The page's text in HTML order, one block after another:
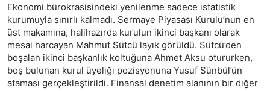
Ekonomi bürokrasisindeki yenilenme sadece istatistik
kurumuyla sınırlı kalmadı. Sermaye Piyasası Kurulu’nun en
üst makamına, halihazırda kurulun ikinci başkanı olarak
mesai harcayan Mahmut Sütcü layık görüldü. Sütcü’den
boşalan ikinci başkanlık koltuğuna Ahmet Aksu otururken,
boş bulunan kurul üyeliği pozisyonuna Yusuf Sünbül’ün
ataması gerçekleştirildi. Finansal denetim alanının bir diğer